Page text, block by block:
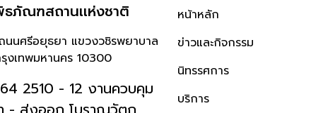
ภัณฑสถานเเห่งชาติ
นนศรีอยุธยา แขวงวชิรพยาบาล
งเทพมหานคร 10300
2510 - 12 งานควบคุม
หน้าหลัก
ข่าวและกิจกรรม
นิทรรศการ
บริการ